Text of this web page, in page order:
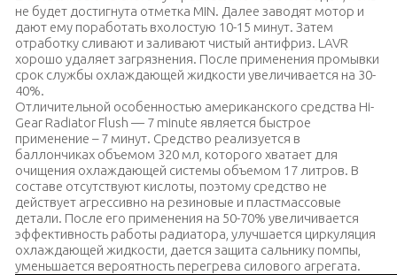
не будет достигнута отметка MIN. Далее заводят мотор и
дают ему поработать вхолостую 10-15 минут. Затем
отработку сливают и заливают чистый антифриз. LAVR
хорошо удаляет загрязнения. После применения промывки
срок службы охлаждающей жидкости увеличивается на 30-
40%.
Отличительной особенностью американского средства Hi-
Gear Radiator Flush — 7 minute является быстрое
применение – 7 минут. Средство реализуется в
баллончиках объемом 320 мл, которого хватает для
очищения охлаждающей системы объемом 17 литров. В
составе отсутствуют кислоты, поэтому средство не
действует агрессивно на резиновые и пластмассовые
детали. После его применения на 50-70% увеличивается
эффективность работы радиатора, улучшается циркуляция
охлаждающей жидкости, дается защита сальнику помпы,
уменьшается вероятность перегрева силового агрегата.